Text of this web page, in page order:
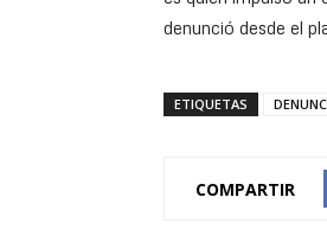
denunció desde el
ETIQUETAS
COMPARTIR